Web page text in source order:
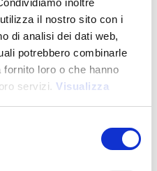
inoltre
il nostro sito con i
di analisi dei dati web,
potrebbero combinarle
loro o che hanno
servizi. Visualizza